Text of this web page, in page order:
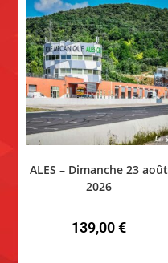
ALES – Dimanche 23 août
2026
139,00€